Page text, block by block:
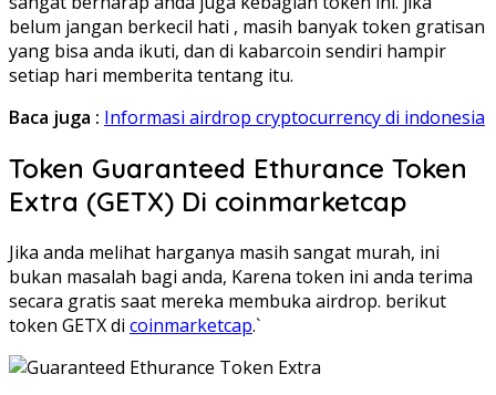
belum jangan berkecil hati , masih banyak token gratisan
yang bisa anda ikuti, dan di kabarcoin sendiri hampir
setiap hari memberita tentang itu.
Baca juga : Informasi airdrop cryptocurrency di indonesia
Token Guaranteed Ethurance Token
Extra (GETX) Di coinmarketcap
Jika anda melihat harganya masih sangat murah, ini
bukan masalah bagi anda, Karena token ini anda terima
secara gratis saat mereka membuka airdrop. berikut
token GETX di coinmarketcap.`